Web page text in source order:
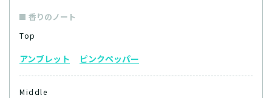
香りのノート
Top
アンブレット ピンクペッパー
Middle